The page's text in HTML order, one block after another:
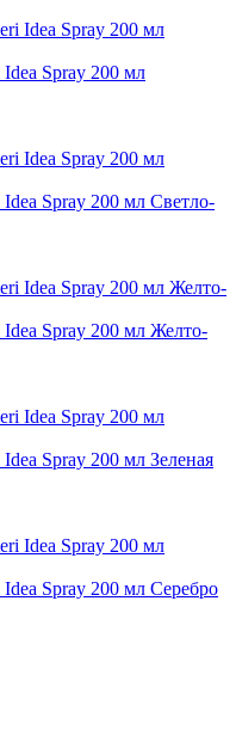
Idea Spray 200 мл
Idea Spray 200 мл Светло-
Idea Spray 200 мл Желто-
Spray 200 мл Зеленая
Idea Spray 200 мл Серебро